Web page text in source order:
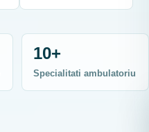
10+
Specialitati ambulatoriu